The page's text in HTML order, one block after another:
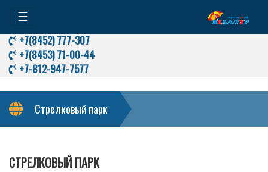
☰
+7(8452) 777-307
+7(8453) 71-00-44
+7-812-947-7577
Стрелковый парк
СТРЕЛКОВЫЙ ПАРК